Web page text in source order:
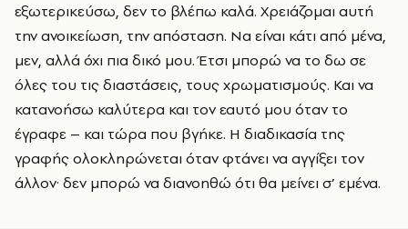
εξωτερικεύσω, δεν το βλέπω καλά. Χρειάζομαι αυτή
την ανοικείωση, την απόσταση. Να είναι κάτι από μένα,
μεν, αλλά όχι πια δικό μου. Έτσι μπορώ να το δω σε
όλες του τις διαστάσεις, τους χρωματισμούς. Και να
κατανοήσω καλύτερα και τον εαυτό μου όταν το
έγραφε – και τώρα που βγήκε. Η διαδικασία της
γραφής ολοκληρώνεται όταν φτάνει να αγγίξει τον
άλλον· δεν μπορώ να διανοηθώ ότι θα μείνει σ’ εμένα.